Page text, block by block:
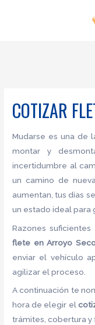
COTIZAR
Mudarse es una de
montar y
incertidumbre al
un camino de
aumentan, tus días
un estado ideal para
Razones
flete en Arroyo
enviar el vehículo
agilizar el proceso.
A continuación te
hora de elegir el
trámites, cobertura y